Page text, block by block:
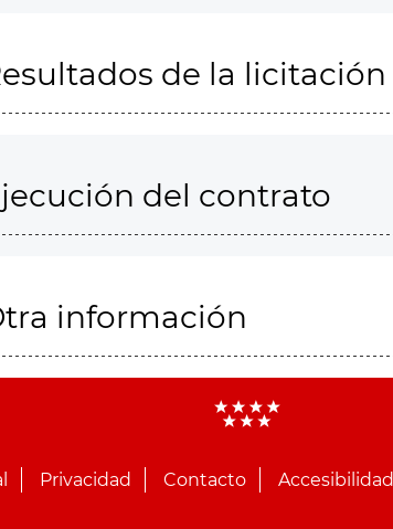
de la licitación
del contrato
información
Privacidad Contacto Accesibilidad